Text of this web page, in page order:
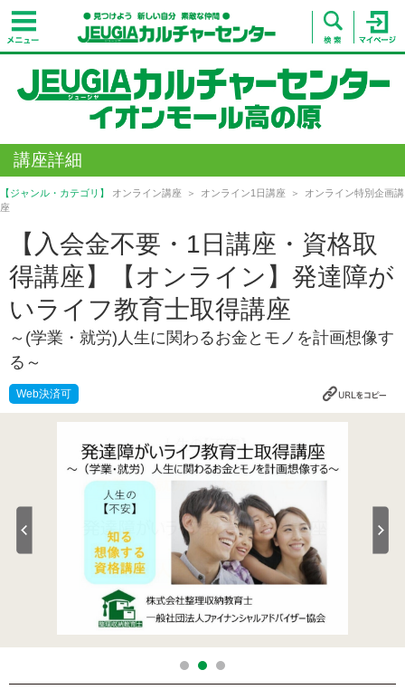
講座詳細
【ジャンル・カテゴリ】 オンライン講座 オンライン1日講座
オンライン特別企画講
座
【入会金不要・1日講座・資格取
得講座】【オンライン】発達障が
いライフ教育士取得講座
～(学業・就労)人生に関わるお金とモノを計画想像す
る～
Web決済可